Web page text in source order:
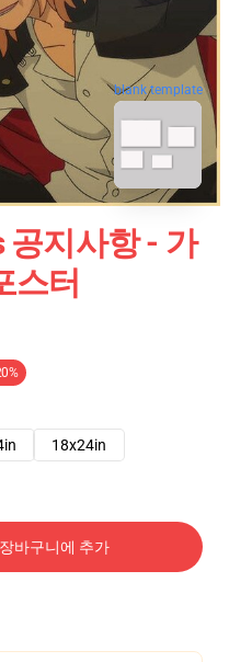
blank template
공지사항 - 가
스터
18x24in
장바구니에 추가